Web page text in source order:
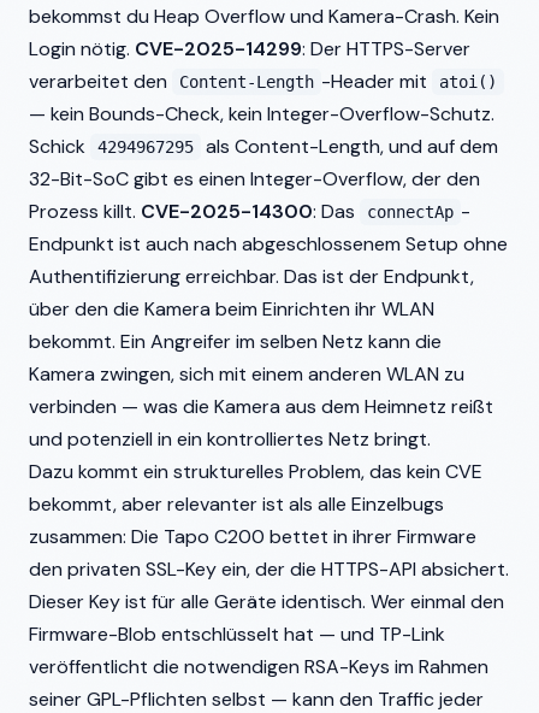
bekommst du Heap Overflow und Kamera-Crash. Kein
Login nötig. CVE-2025-14299: Der HTTPS-Server
verarbeitet den
Content-Length -Header mit atoi()
— kein Bounds-Check, kein Integer-Overflow-Schutz.
Schick
4294967295
als Content-Length, und auf dem
32-Bit-SoC gibt es einen Integer-Overflow, der den
Prozess killt. CVE-2025-14300: Das connectAp -
Endpunkt ist auch nach abgeschlossenem Setup ohne
Authentifizierung erreichbar. Das ist der Endpunkt,
über den die Kamera beim Einrichten ihr WLAN
bekommt. Ein Angreifer im selben Netz kann die
Kamera zwingen, sich mit einem anderen WLAN zu
verbinden — was die Kamera aus dem Heimnetz reißt
und potenziell in ein kontrolliertes Netz bringt.
Dazu kommt ein strukturelles Problem, das kein CVE
bekommt, aber relevanter ist als alle Einzelbugs
zusammen: Die Tapo C200 bettet in ihrer Firmware
den privaten SSL-Key ein, der die HTTPS-API absichert.
Dieser Key ist für alle Geräte identisch. Wer einmal den
Firmware-Blob entschlüsselt hat — und TP-Link
veröffentlicht die notwendigen RSA-Keys im Rahmen
seiner GPL-Pflichten selbst — kann den Traffic jeder